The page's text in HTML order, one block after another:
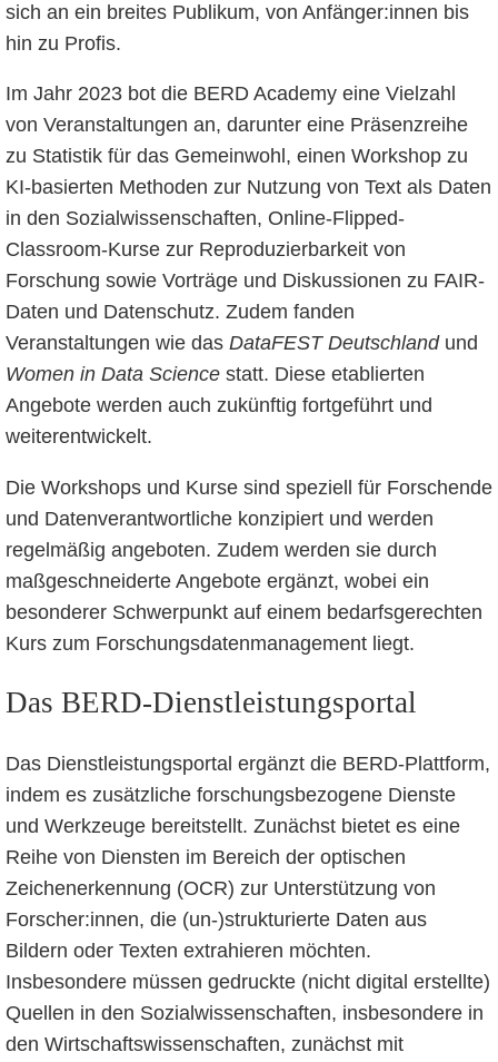
sich an ein breites Publikum, von Anfänger:innen bis
hin zu Profis.
Im Jahr 2023 bot die BERD Academy eine Vielzahl
von Veranstaltungen an, darunter eine Präsenzreihe
zu Statistik für das Gemeinwohl, einen Workshop zu
KI-basierten Methoden zur Nutzung von Text als Daten
in den Sozialwissenschaften, Online-Flipped-
Classroom-Kurse zur Reproduzierbarkeit von
Forschung sowie Vorträge und Diskussionen zu FAIR-
Daten und Datenschutz. Zudem fanden
Veranstaltungen wie das DataFEST Deutschlandund
Women in Data Sciencestatt. Diese etablierten
Angebote werden auch zukünftig fortgeführt und
weiterentwickelt.
Die Workshops und Kurse sind speziell für Forschende
und Datenverantwortliche konzipiert und werden
regelmäßig angeboten. Zudem werden sie durch
maßgeschneiderte Angebote ergänzt, wobei ein
besonderer Schwerpunkt auf einem bedarfsgerechten
Kurs zum Forschungsdatenmanagement liegt.
Das BERD-Dienstleistungsportal
Das Dienstleistungsportal ergänzt die BERD-Plattform,
indem es zusätzliche forschungsbezogene Dienste
und Werkzeuge bereitstellt. Zunächst bietet es eine
Reihe von Diensten im Bereich der optischen
Zeichenerkennung (OCR) zur Unterstützung von
Forscher:innen, die (un-)strukturierte Daten aus
Bildern oder Texten extrahieren möchten.
Insbesondere müssen gedruckte (nicht digital erstellte)
Quellen in den Sozialwissenschaften, insbesondere in
den Wirtschaftswissenschaften, zunächst mit